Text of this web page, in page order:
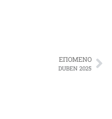
ΕΠΌΜΕΝΟ
DUBEN 2025